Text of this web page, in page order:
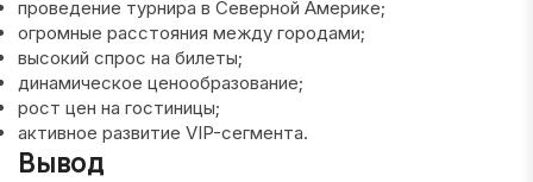
проведение турнира в Северной Америке;
огромные расстояния между городами;
высокий спрос на билеты;
динамическое ценообразование;
рост цен на гостиницы;
активное развитие VIP-сегмента.
Вывод